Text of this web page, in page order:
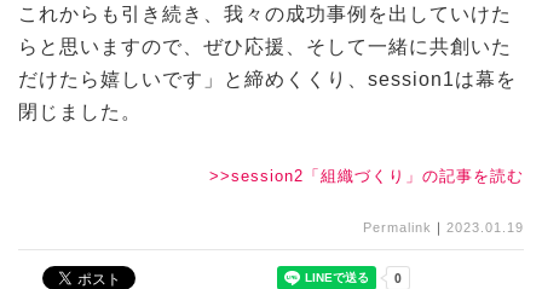
これからも引き続き、我々の成功事例を出していけた
らと思いますので、ぜひ応援、そして一緒に共創いた
だけたら嬉しいです」と締めくくり、session1は幕を
閉じました。
>>session2「組織づくり」の記事を読む
Permalink 2023.01.19